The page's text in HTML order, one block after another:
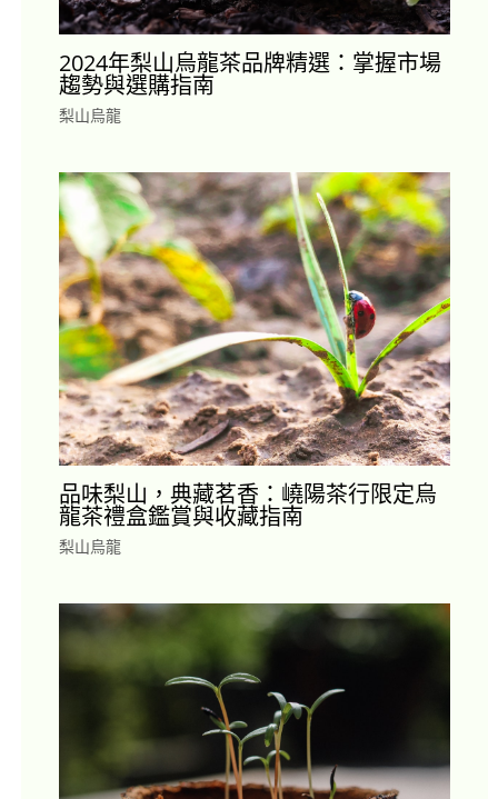
2024年梨山烏龍茶品牌精選：掌握市場
趨勢與選購指南
梨山烏龍
品味梨山，典藏茗香：嶢陽茶行限定烏
龍茶禮盒鑑賞與收藏指南
梨山烏龍